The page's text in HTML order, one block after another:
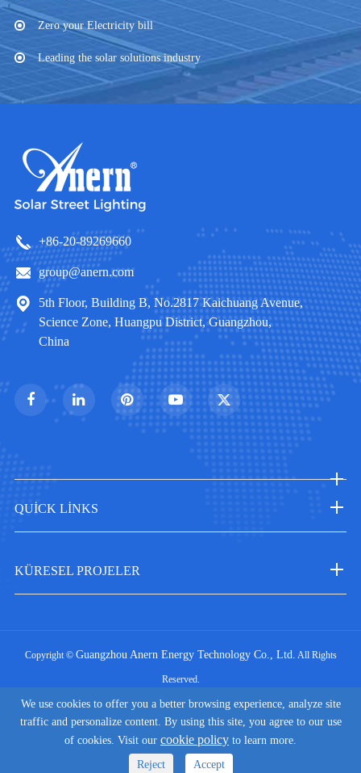
Zero your Electricity bill
Leading the solar solutions industry
+86-20-89269660
group@anern.com
5th Floor, Building B, No.2817 Kaichuang Avenue,
Science Zone, Huangpu District, Guangzhou,
China
QUICK LINKS
KÜRESEL PROJELER
Copyright © Guangzhou Anern Energy Technology Co., Ltd. All Rights
Reserved.
Sitemap | Privacy Policy
We use cookies to offer you a better browsing experience, analyze site
traffic and personalize content. By using this site, you agree to our use
of cookies. Visit our cookie policy to learn more.
Reject
Accept